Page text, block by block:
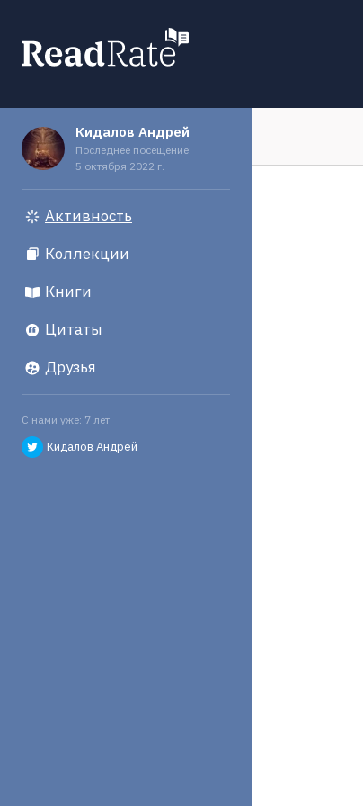
Кидалов Андрей
Последнее посещение:
5 октября 2022 г.
Активность
Коллекции
Книги
Цитаты
Друзья
С нами уже: 7 лет
Кидалов Андрей